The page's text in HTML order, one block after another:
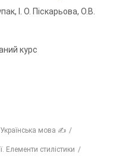
І. О. Піскарьова, О.В.
курс
Українська мова ✍
Елементи стилістики